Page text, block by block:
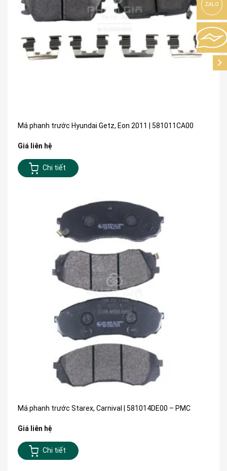
Má phanh trước Hyundai Getz, Eon 2011 | 581011CA00
Giá liên hệ
Chi tiết
Má phanh trước Starex, Carnival | 581014DE00 – PMC
Giá liên hệ
Chi tiết
ZALO